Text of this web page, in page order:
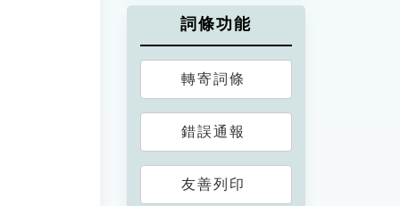
詞條功能
轉寄詞條
錯誤通報
友善列印